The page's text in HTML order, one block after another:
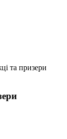
та призери